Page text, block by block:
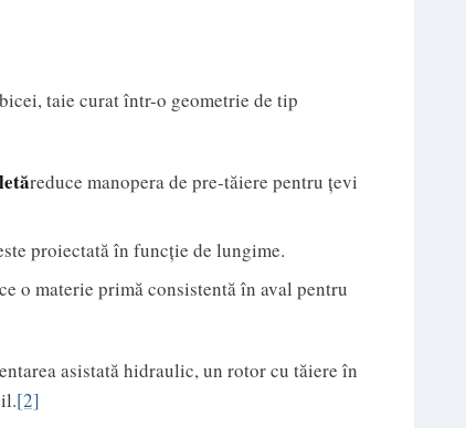
taie curat într-o geometrie de tip
reduce manopera de pre-tăiere pentru țevi
proiectată în funcție de lungime.
o materie primă consistentă în aval pentru
asistată hidraulic, un rotor cu tăiere în
[2]